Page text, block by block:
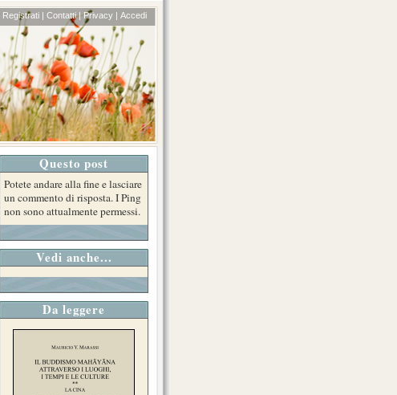
Registrati | Contatti | Privacy | Accedi
Questo post
Potete andare alla fine e lasciare
un commento di risposta. I Ping
non sono attualmente permessi.
Vedi anche...
Da leggere